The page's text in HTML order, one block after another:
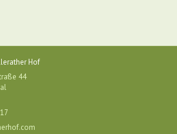
Hof
44